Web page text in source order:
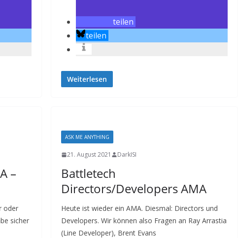
teilen
teilen
Weiterlesen
–
oder
sicher
ASK ME ANYTHING
21. August 2021 DarkISI
Battletech
Directors/Developers AMA
Heute ist wieder ein AMA. Diesmal: Directors und
Developers. Wir können also Fragen an Ray Arrastia
(Line Developer), Brent Evans